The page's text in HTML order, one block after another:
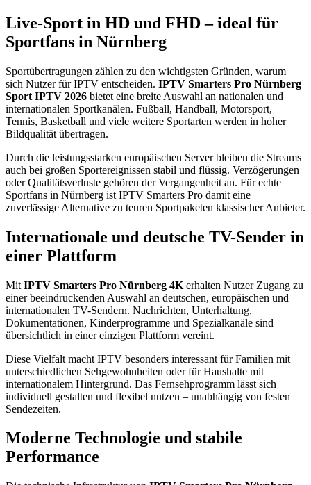
Live-Sport in HD und FHD – ideal für
Sportfans in Nürnberg
Sportübertragungen zählen zu den wichtigsten Gründen, warum
sich Nutzer für IPTV entscheiden. IPTV Smarters Pro Nürnberg
Sport IPTV 2026 bietet eine breite Auswahl an nationalen und
internationalen Sportkanälen. Fußball, Handball, Motorsport,
Tennis, Basketball und viele weitere Sportarten werden in hoher
Bildqualität übertragen.
Durch die leistungsstarken europäischen Server bleiben die Streams
auch bei großen Sportereignissen stabil und flüssig. Verzögerungen
oder Qualitätsverluste gehören der Vergangenheit an. Für echte
Sportfans in Nürnberg ist IPTV Smarters Pro damit eine
zuverlässige Alternative zu teuren Sportpaketen klassischer Anbieter.
Internationale und deutsche TV-Sender in
einer Plattform
Mit IPTV Smarters Pro Nürnberg 4K erhalten Nutzer Zugang zu
einer beeindruckenden Auswahl an deutschen, europäischen und
internationalen TV-Sendern. Nachrichten, Unterhaltung,
Dokumentationen, Kinderprogramme und Spezialkanäle sind
übersichtlich in einer einzigen Plattform vereint.
Diese Vielfalt macht IPTV besonders interessant für Familien mit
unterschiedlichen Sehgewohnheiten oder für Haushalte mit
internationalem Hintergrund. Das Fernsehprogramm lässt sich
individuell gestalten und flexibel nutzen – unabhängig von festen
Sendezeiten.
Moderne Technologie und stabile
Performance